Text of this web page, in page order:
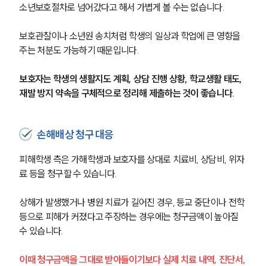
소년보호절차로 넘어갔다고 해서 가볍게 볼 수는 없습니다.
보호관찰이나 소년원 송치처럼 학생의 일상과 학업에 큰 영향을
주는 처분도 가능하기 때문입니다.
보호자는 학생의 생활지도 계획, 상담 진행 상황, 학교생활 태도,
재발 방지 약속을 구체적으로 정리해 제출하는 것이 좋습니다.
손해배상 청구 대응
피해학생 측은 가해학생과 보호자를 상대로 치료비, 상담비, 위자
료 등을 청구할 수 있습니다.
상해가 발생했거나 병원 치료가 길어진 경우, 등교 중단이나 전학
등으로 피해가 커졌다고 주장하는 경우에는 청구금액이 높아질
수 있습니다.
이때 청구금액을 그대로 받아들이기보다 실제 치료 내역, 진단서,